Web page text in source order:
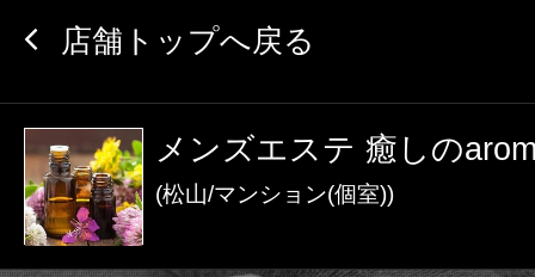
ログイン
夏の特集イベント開催中！
激アツなお店を多数掲載！
店舗トップへ戻る
メンズエステ 癒しの
(松山/マンション(個室))